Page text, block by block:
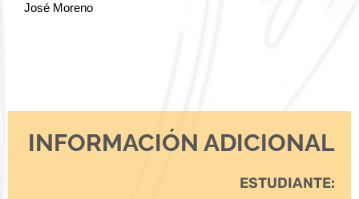
José Moreno
INFORMACIÓN ADICIONAL
ESTUDIANTE: